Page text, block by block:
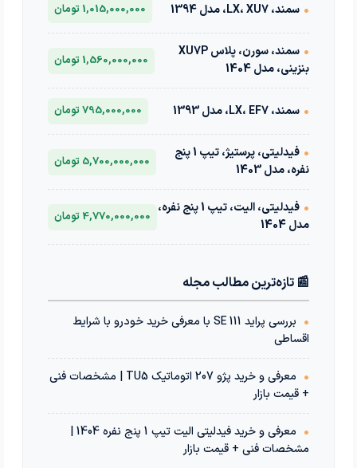
• سمند، LX، XU7، مدل 1394 1,015,000,000 تومان
•
سمند، سورن، پلاس XU7P
بنزینی، مدل 1404
1,560,000,000 تومان
• سمند، LX، EF7، مدل 1393 795,000,000 تومان
•
فیدلیتی، پرستیژ، تیپ 1 پنج
نفره، مدل 1403
5,700,000,000 تومان
•
فیدلیتی، الیت، تیپ 1 پنج نفره،
مدل 1404
4,770,000,000 تومان
📰 تازه‌ترین مطالب مجله
•
بررسی پراید 111 SE با معرفی خرید خودرو با شرایط
اقساطی
•
معرفی و خرید پژو 207 اتوماتیک TU5 | مشخصات فنی
+ قیمت بازار
•
معرفی و خرید فیدلیتی الیت تیپ 1 پنج نفره 1404 |
مشخصات فنی + قیمت بازار